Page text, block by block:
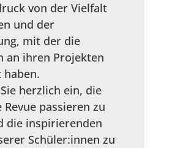
von der Vielfalt
und der
mit der die
an ihren Projekten
haben.
herzlich ein, die
Revue passieren zu
die inspirierenden
Schüler:innen zu